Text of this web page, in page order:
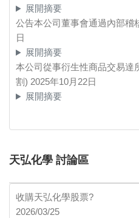
展開摘要
公告本公司董事會通過內部稽
日
展開摘要
本公司從事衍生性商品交易達
割) 2025年10月22日
展開摘要
天弘化學 討論區
收購天弘化學股票?
2026/03/25